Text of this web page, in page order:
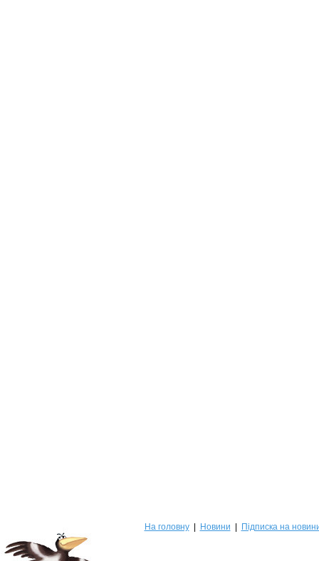
На головну| Новини Підписка на